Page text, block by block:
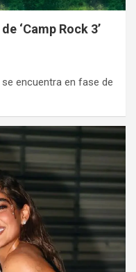
‘Camp Rock 3’
encuentra en fase de